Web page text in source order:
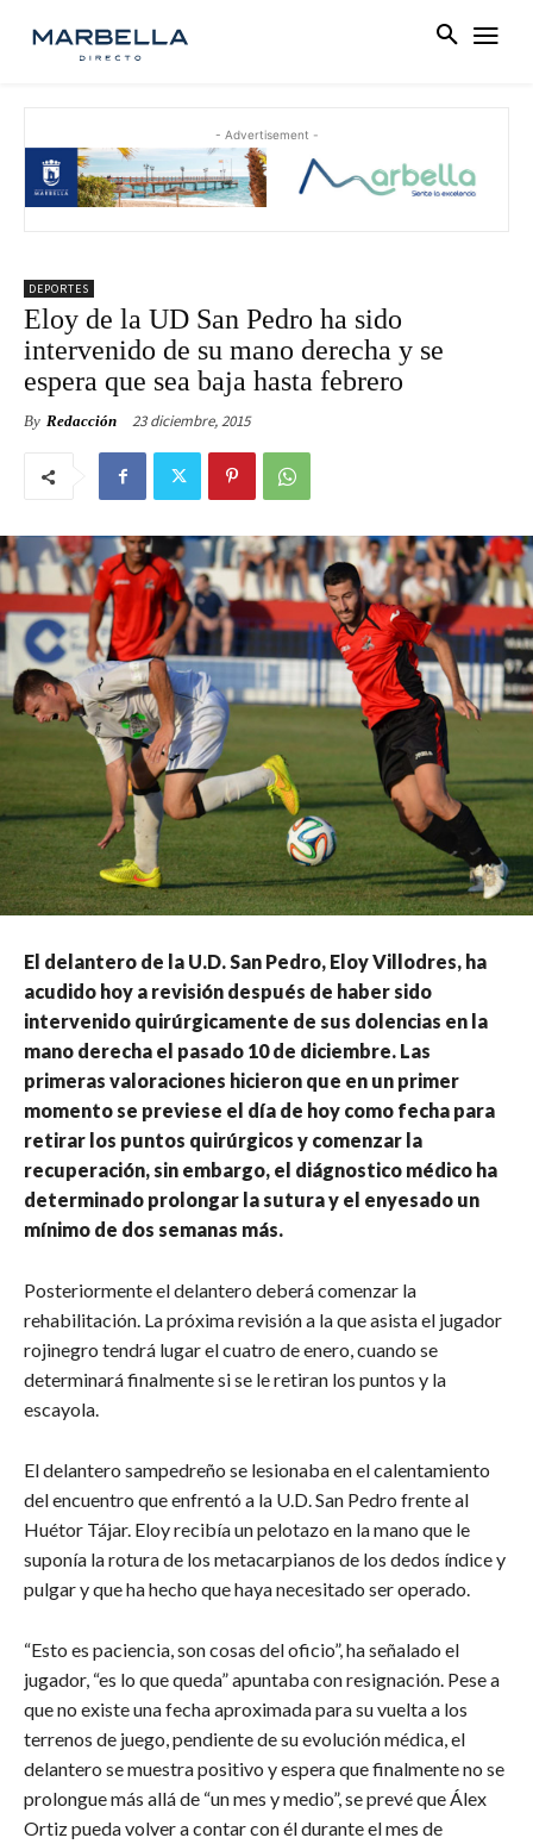
- Advertisement -
DEPORTES
Eloy de la UD San Pedro ha sido
intervenido de su mano derecha y se
espera que sea baja hasta febrero
By Redacción 23 diciembre, 2015
El delantero de la U.D. San Pedro, Eloy Villodres, ha
acudido hoy a revisión después de haber sido
intervenido quirúrgicamente de sus dolencias en la
mano derecha el pasado 10 de diciembre. Las
primeras valoraciones hicieron que en un primer
momento se previese el día de hoy como fecha para
retirar los puntos quirúrgicos y comenzar la
recuperación, sin embargo, el diágnostico médico ha
determinado prolongar la sutura y el enyesado un
mínimo de dos semanas más.
Posteriormente el delantero deberá comenzar la
rehabilitación. La próxima revisión a la que asista el jugador
rojinegro tendrá lugar el cuatro de enero, cuando se
determinará finalmente si se le retiran los puntos y la
escayola.
El delantero sampedreño se lesionaba en el calentamiento
del encuentro que enfrentó a la U.D. San Pedro frente al
Huétor Tájar. Eloy recibía un pelotazo en la mano que le
suponía la rotura de los metacarpianos de los dedos índice y
pulgar y que ha hecho que haya necesitado ser operado.
“Esto es paciencia, son cosas del oficio”, ha señalado el
jugador, “es lo que queda” apuntaba con resignación. Pese a
que no existe una fecha aproximada para su vuelta a los
terrenos de juego, pendiente de su evolución médica, el
delantero se muestra positivo y espera que finalmente no se
prolongue más allá de “un mes y medio”, se prevé que Álex
Ortiz pueda volver a contar con él durante el mes de